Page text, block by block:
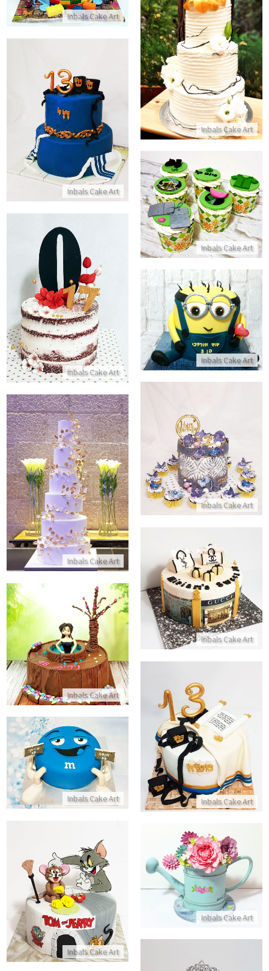
Inbals Cake Art
Inbals Cake Art
עוגת חתונה
התקשר/י
Inbals Cake Art
עוגת קומות כשרה לבר מצווה
התקשר/י
Inbals Cake Art
קאפקייקס לגיוס
התקשר/י
Inbals Cake Art
עוגת יום הולדת מעוצבת RED VELVET
התקשר/י
Inbals Cake Art
עוגת מיניונים מבצק סוכר
התקשר/י
Inbals Cake Art
עוגת יום הולדת וקאפקייקס עם פרפרים כשר
התקשר/י
Inbals Cake Art
עוגה מעוצבת לחתונה
התקשר/י
Inbals Cake Art
עוגת מותגים
התקשר/י
Inbals Cake Art
עוגת זילוף מיוחדת ליום הולדת
התקשר/י
Inbals Cake Art
עוגה של בר מצווה
התקשר/י
Inbals Cake Art
עוגת יום הולדת ממתקים M&M
Inbals Cake Art
עוגת טום וגרי מבצק סוכר
התקשר/י
Inbals Cake Art
עוגה מיוחדת עם פרחים מבצק סוכר
התקשר/י